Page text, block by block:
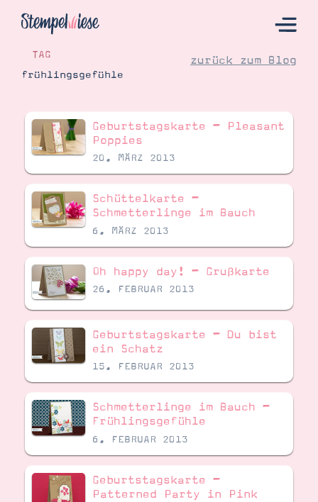
Hier Starten
Katalog
Bestellen
Angebote
Demonstrator werden
Blog
Gutscheine
Produkte erklärt
Über mich
TAG
frühlingsgefühle
zurück zum Blog
Geburtstagskarte – Pleasant
Poppies
20. MÄRZ 2013
Schüttelkarte –
Schmetterlinge im Bauch
6. MÄRZ 2013
Oh happy day! – Grußkarte
26. FEBRUAR 2013
Geburtstagskarte – Du bist
ein Schatz
15. FEBRUAR 2013
Schmetterlinge im Bauch –
Frühlingsgefühle
6. FEBRUAR 2013
Geburtstagskarte –
Patterned Party in Pink